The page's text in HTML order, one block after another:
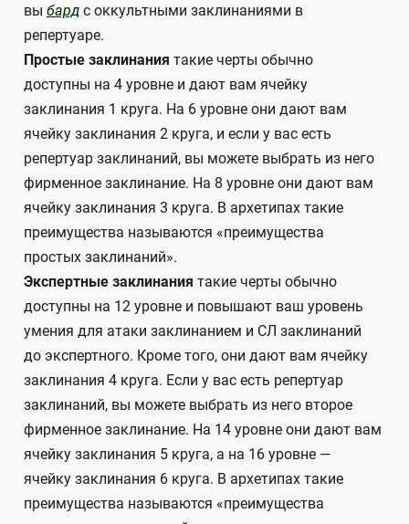
вы бард с оккультными заклинаниями в
репертуаре.
Простые заклинания такие черты обычно
доступны на 4 уровне и дают вам ячейку
заклинания 1 круга. На 6 уровне они дают вам
ячейку заклинания 2 круга, и если у вас есть
репертуар заклинаний, вы можете выбрать из него
фирменное заклинание. На 8 уровне они дают вам
ячейку заклинания 3 круга. В архетипах такие
преимущества называются «преимущества
простых заклинаний».
Экспертные заклинания такие черты обычно
доступны на 12 уровне и повышают ваш уровень
умения для атаки заклинанием и СЛ заклинаний
до экспертного. Кроме того, они дают вам ячейку
заклинания 4 круга. Если у вас есть репертуар
заклинаний, вы можете выбрать из него второе
фирменное заклинание. На 14 уровне они дают вам
ячейку заклинания 5 круга, а на 16 уровне —
ячейку заклинания 6 круга. В архетипах такие
преимущества называются «преимущества